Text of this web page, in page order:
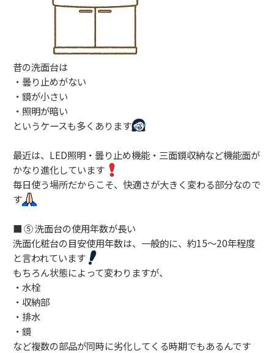
昔の洗面台は
・曇り止めがない
・鏡が小さい
・照明が暗い
というケースも多くあります
最近は、LED照明・曇り止め機能・三面鏡収納など機能面が
かなり進化しています
毎日使う場所だからこそ、快適さが大きく変わる部分なので
す
■ ⑤ 洗面台の使用年数が長い
洗面化粧台の目安使用年数は、一般的に、約15〜20年程度
と言われています
もちろん状態によって変わりますが、
・水栓
・収納部
・排水
・鏡
など複数の部品が同時に劣化してくる時期でもあるんです